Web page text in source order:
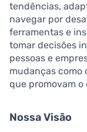
tendências,
navegar por
ferramentas e
tomar decisões
pessoas e
mudanças como
que promovam
Nossa Visão